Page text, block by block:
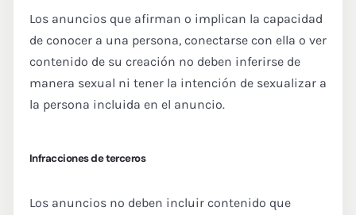
Los anuncios que afirman o implican la capacidad
de conocer a una persona, conectarse con ella o ver
contenido de su creación no deben inferirse de
manera sexual ni tener la intención de sexualizar a
la persona incluida en el anuncio.
Infracciones de terceros
Los anuncios no deben incluir contenido que